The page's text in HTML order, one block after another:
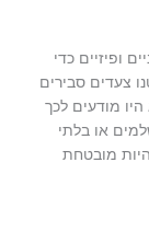
ופיזיים כדי
צעדים סבירים
מודעים לכך
או בלתי
מובטחת